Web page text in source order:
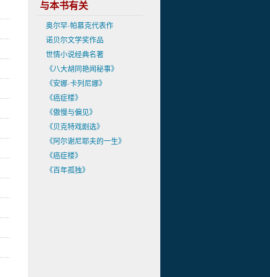
与本书有关
奥尔罕·帕慕克代表作
诺贝尔文学奖作品
世情小说经典名著
《八大胡同艳闻秘事》
《安娜·卡列尼娜》
《癌症楼》
《傲慢与偏见》
《贝克特戏剧选》
《阿尔谢尼耶夫的一生》
《癌症楼》
《百年孤独》